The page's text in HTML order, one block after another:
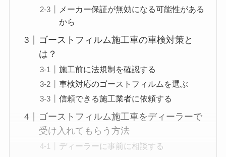
メーカー保証が無効になる可能性がある
から
ゴーストフィルム施工車の車検対策と
は？
施工前に法規制を確認する
車検対応のゴーストフィルムを選ぶ
信頼できる施工業者に依頼する
ゴーストフィルム施工車をディーラーで
受け入れてもらう方法
ディーラーに事前に相談する